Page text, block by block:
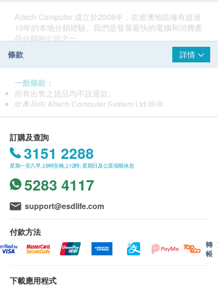
Altech Computer 成立於2008年，在港澳地區擁有超過
10年的本地分銷經驗。我們是發展最快的電腦和消費產
品分銷的公司之一。
我們代理國際知名品牌Razer、Qnap、BenQ等優質產
品，同時亦代理智能寵物品牌HHOLOVE和體脂分析品
牌Inbody。
條款 詳情
一般條款：
所有出售之貨品均不設退款。
此產品由 Altech Computer System Ltd 提供。
產品保養：
由購買日期計，提供一年香港本地保養和維修。
請出示經銷商發出的發票或收據
該產品保養服務包括在保養期內正常使用情況下之零件
故障
保養服務不包括意外、人為損毀、跌撞、不正當之安裝
或操作所造成之損壞
保養公司: Altech Computer System Limited
保養地址:九龍荔枝角瓊林街93號龍翔工業大廈7樓C室
聯絡電話 :（852）3628-3377
辨公時間︰
星期六、日及公眾假期休息
訂購及查詢
3151 2288
星期一至六早上9時至晚上12時; 星期日及公眾假期休息
5283 4117
support@esdlife.com
付款方法
轉
帳
下載應用程式